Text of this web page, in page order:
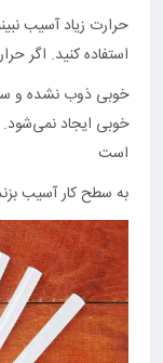
حرارت زیاد آسیب
استفاده کنید. اگر
خوبی ذوب نشده و
خوبی ایجاد
است
به سطح کار آسیب